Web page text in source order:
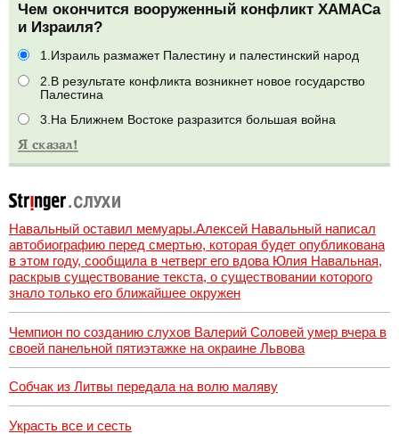
Чем окончится вооруженный конфликт ХАМАСа
и Израиля?
1.Израиль размажет Палестину и палестинский народ
2.В результате конфликта возникнет новое государство
Палестина
3.На Ближнем Востоке разразится большая война
Навальный оставил мемуары.Алексей Навальный написал
автобиографию перед смертью, которая будет опубликована
в этом году, сообщила в четверг его вдова Юлия Навальная,
раскрыв существование текста, о существовании которого
знало только его ближайшее окружен
Чемпион по созданию слухов Валерий Соловей умер вчера в
своей панельной пятиэтажке на окраине Львова
Собчак из Литвы передала на волю маляву
Украсть все и сесть